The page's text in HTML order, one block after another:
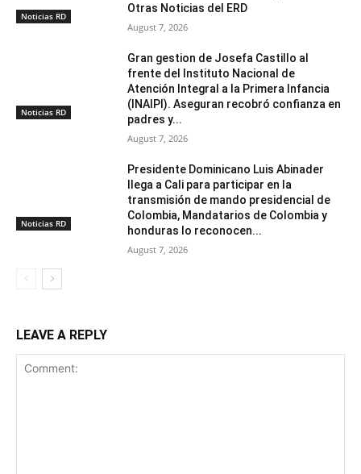
Noticias RD
Otras Noticias del ERD
August 7, 2026
Noticias RD
Gran gestion de Josefa Castillo al
frente del Instituto Nacional de
Atención Integral a la Primera Infancia
(INAIPI). Aseguran recobró confianza en
padres y...
August 7, 2026
Noticias RD
Presidente Dominicano Luis Abinader
llega a Cali para participar en la
transmisión de mando presidencial de
Colombia, Mandatarios de Colombia y
honduras lo reconocen...
August 7, 2026
LEAVE A REPLY